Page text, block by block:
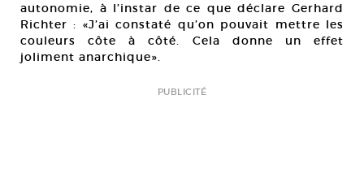
autonomie, à l’instar de ce que déclare Gerhard
Richter : «J’ai constaté qu’on pouvait mettre les
couleurs côte à côté. Cela donne un effet
joliment anarchique».
PUBLICITÉ